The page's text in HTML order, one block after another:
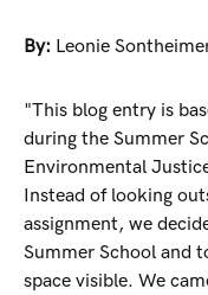
By: Leonie
"This blog entry is
during the Summer
Environmental
Instead of looking
assignment, we
Summer School and
space visible. We